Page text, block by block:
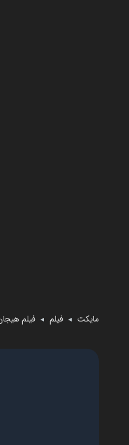
مایکت ◄ فیلم ◄ فیلم